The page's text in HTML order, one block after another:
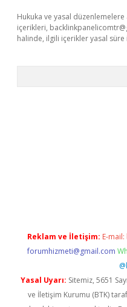
Hukuka ve yasal
içerikleri,
halinde, ilgili içerikler yasal süre
Reklam ve İletişim: E-mail:
forumhizmeti@gmail.com
Yasal Uyarı: Sitemiz, 5651
ve İletişim Kurumu (BTK)